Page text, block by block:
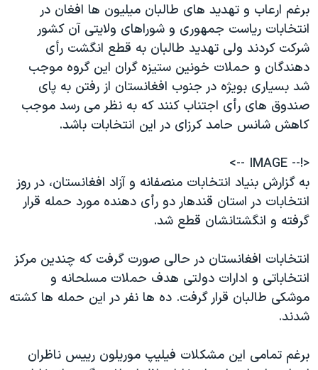
برغم ارعاب و تهديد های طالبان ميليون ها افغان در
انتخابات رياست جمهوری و شوراهای ولايتی آن کشور
شرکت کردند ولی تهديد طالبان به قطع انگشت رأی
دهندگان و حملات خونين ستيزه گران اين گروه موجب
شد بسياری بويژه در جنوب افغانستان از رفتن به پای
صندوق های رأی اجتناب کنند که به نظر می رسد موجب
کاهش شانس حامد کرزای در اين انتخابات باشد.
<!-- IMAGE -->
به گزارش بنياد انتخابات منصفانه و آزاد افغانستان، در روز
انتخابات در استان قندهار دو رأی دهنده مورد حمله قرار
گرفته و انگشتانشان قطع شد.
انتخابات افغانستان در حالی صورت گرفت که چندين مرکز
انتخاباتی و ادارات دولتی هدف حملات مسلحانه و
موشکی طالبان قرار گرفت. ده ها نفر در اين حمله ها کشته
شدند.
برغم تمامی اين مشکلات فيليپ موريلون رييس ناظران